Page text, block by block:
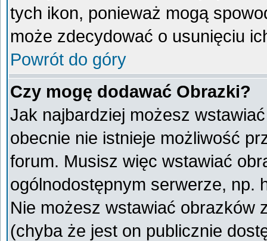
tych ikon, ponieważ mogą
może zdecydować o usunięciu
Powrót do góry
Czy mogę dodawać Obrazki?
Jak najbardziej możesz
obecnie nie istnieje możliwość
forum. Musisz więc wstawiać
ogólnodostępnym serwerze, np.
Nie możesz wstawiać obrazków
(chyba że jest on publicznie